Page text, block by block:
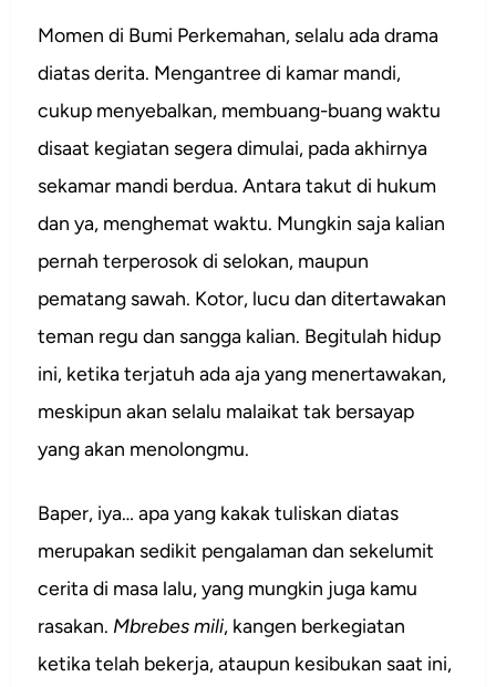
Momen di Bumi Perkemahan, selalu ada drama
diatas derita. Mengantree di kamar mandi,
cukup menyebalkan, membuang-buang waktu
disaat kegiatan segera dimulai, pada akhirnya
sekamar mandi berdua. Antara takut di hukum
dan ya, menghemat waktu. Mungkin saja kalian
pernah terperosok di selokan, maupun
pematang sawah. Kotor, lucu dan ditertawakan
teman regu dan sangga kalian. Begitulah hidup
ini, ketika terjatuh ada aja yang menertawakan,
meskipun akan selalu malaikat tak bersayap
yang akan menolongmu.
Baper, iya… apa yang kakak tuliskan diatas
merupakan sedikit pengalaman dan sekelumit
cerita di masa lalu, yang mungkin juga kamu
rasakan. Mbrebes mili, kangen berkegiatan
ketika telah bekerja, ataupun kesibukan saat ini,